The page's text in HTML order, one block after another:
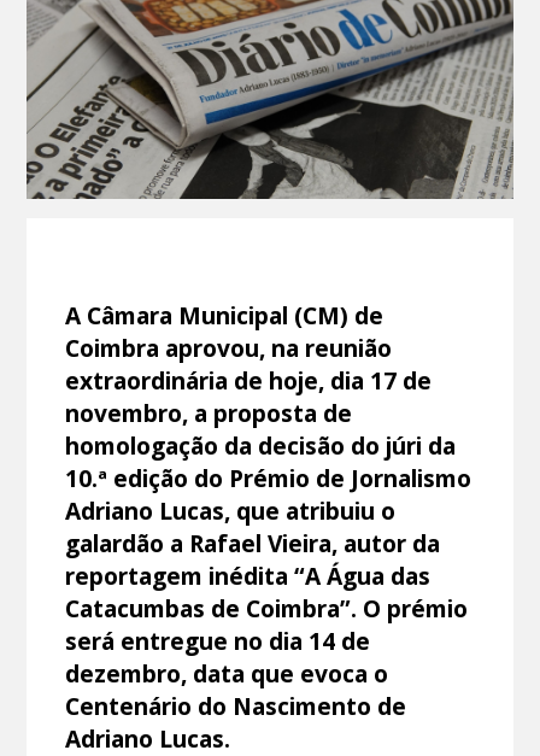
A Câmara Municipal (CM) de
Coimbra aprovou, na reunião
extraordinária de hoje, dia 17 de
novembro, a proposta de
homologação da decisão do júri da
10.ª edição do Prémio de Jornalismo
Adriano Lucas, que atribuiu o
galardão a Rafael Vieira, autor da
reportagem inédita “A Água das
Catacumbas de Coimbra”. O prémio
será entregue no dia 14 de
dezembro, data que evoca o
Centenário do Nascimento de
Adriano Lucas.